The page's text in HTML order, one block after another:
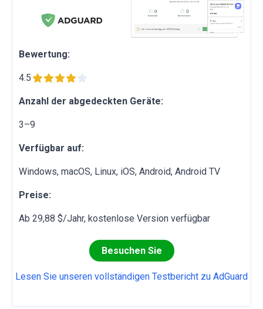
Bewertung:
4.5
Anzahl der abgedeckten Geräte:
3–9
Verfügbar auf:
Windows, macOS, Linux, iOS, Android, Android TV
Preise:
Ab 29,88 $/Jahr, kostenlose Version verfügbar
Besuchen Sie
Lesen Sie unseren vollständigen Testbericht zu AdGuard